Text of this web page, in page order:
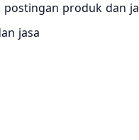
produk dan
jasa